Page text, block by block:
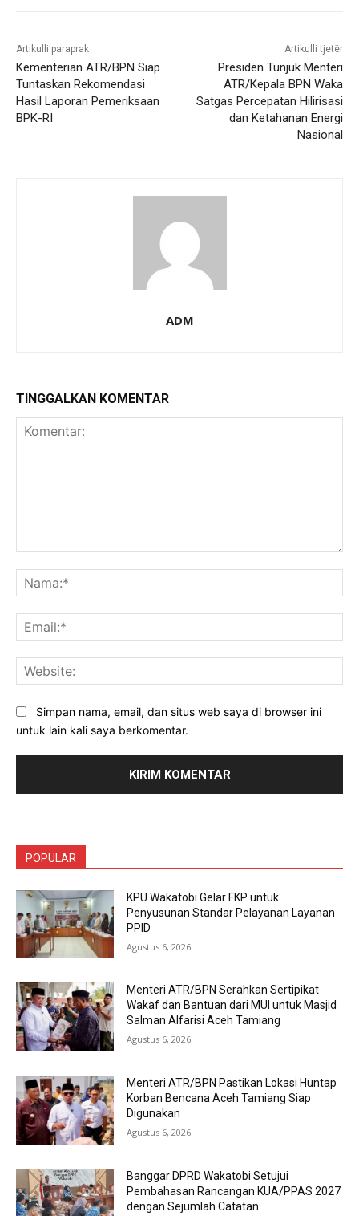
Artikulli paraprak
Kementerian ATR/BPN Siap
Tuntaskan Rekomendasi
Hasil Laporan Pemeriksaan
BPK-RI
Artikulli tjetër
Presiden Tunjuk Menteri
ATR/Kepala BPN Waka
Satgas Percepatan Hilirisasi
dan Ketahanan Energi
Nasional
ADM
TINGGALKAN KOMENTAR
Simpan nama, email, dan situs web saya di browser ini
untuk lain kali saya berkomentar.
POPULAR
KPU Wakatobi Gelar FKP untuk
Penyusunan Standar Pelayanan Layanan
PPID
Agustus 6, 2026
Menteri ATR/BPN Serahkan Sertipikat
Wakaf dan Bantuan dari MUI untuk Masjid
Salman Alfarisi Aceh Tamiang
Agustus 6, 2026
Menteri ATR/BPN Pastikan Lokasi Huntap
Korban Bencana Aceh Tamiang Siap
Digunakan
Agustus 6, 2026
Banggar DPRD Wakatobi Setujui
Pembahasan Rancangan KUA/PPAS 2027
dengan Sejumlah Catatan